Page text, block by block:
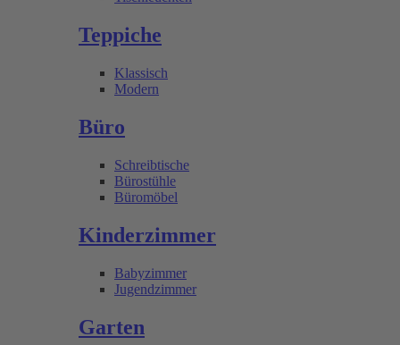
Teppiche
Klassisch
Modern
Büro
Schreibtische
Bürostühle
Büromöbel
Kinderzimmer
Babyzimmer
Jugendzimmer
Garten